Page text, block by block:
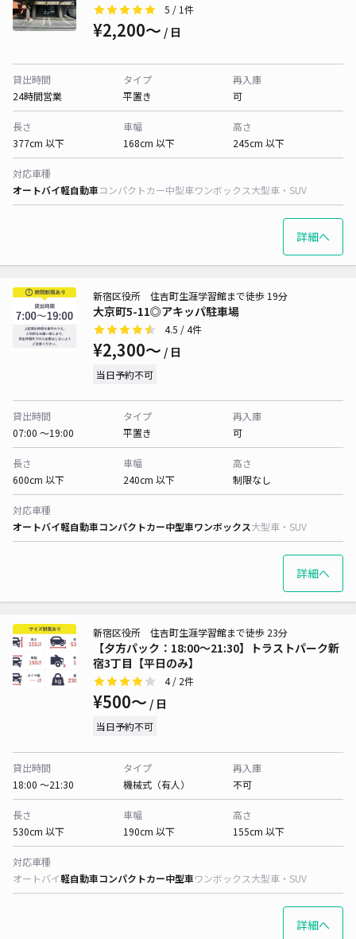
5 / 1件
¥2,200〜 / 日
貸出時間
24時間営業
タイプ
平置き
再入庫
可
長さ
377cm 以下
車幅
168cm 以下
高さ
245cm 以下
対応車種
オートバイ軽自動車コンパクトカー中型車ワンボックス大型車・SUV
詳細へ
大京町5-11◎アキッパ駐車場
新宿区役所 住吉町生涯学習館まで徒歩 19分
4.5 / 4件
¥2,300〜 / 日
当日予約不可
貸出時間
07:00 〜19:00
タイプ
平置き
再入庫
可
長さ
600cm 以下
車幅
240cm 以下
高さ
制限なし
対応車種
オートバイ軽自動車コンパクトカー中型車ワンボックス大型車・SUV
詳細へ
【夕方パック：18:00〜21:30】トラストパーク新
宿3丁目【平日のみ】
新宿区役所 住吉町生涯学習館まで徒歩 23分
4/ 2件
¥500〜 / 日
当日予約不可
貸出時間
18:00 〜21:30
タイプ
機械式（有人）
再入庫
不可
長さ
530cm 以下
車幅
190cm 以下
高さ
155cm 以下
対応車種
オートバイ軽自動車コンパクトカー中型車ワンボックス大型車・SUV
詳細へ